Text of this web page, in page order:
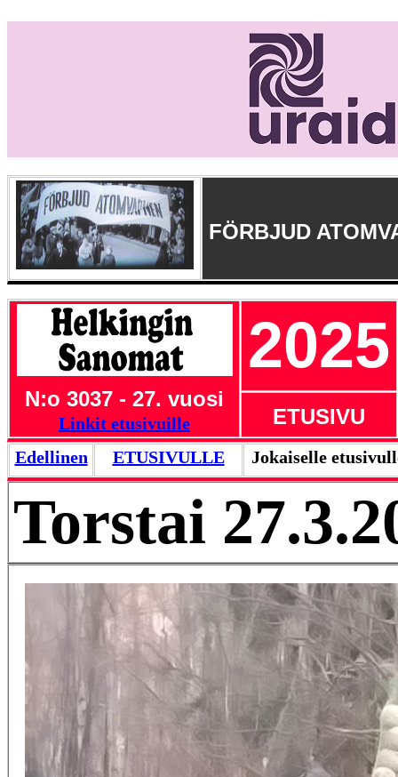
FÖRBJUD
N:o 3037 - 27. vuosi
Linkit etusivuille
2025
ETUSIVU
Edellinen ETUSIVULLE Jokaiselle
Torstai